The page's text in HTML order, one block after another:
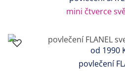
mini čtverce
od 1990
povlečení